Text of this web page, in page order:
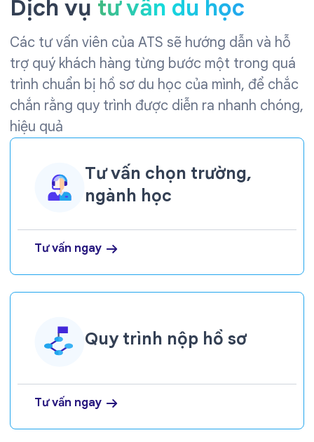
Dịch vụ tư vấn du học
Các tư vấn viên của ATS sẽ hướng dẫn và hỗ
trợ quý khách hàng từng bước một trong quá
trình chuẩn bị hồ sơ du học của mình, để chắc
chắn rằng quy trình được diễn ra nhanh chóng,
hiệu quả
Tư vấn chọn trường,
ngành học
Tư vấn ngay
Quy trình nộp hồ sơ
Tư vấn ngay